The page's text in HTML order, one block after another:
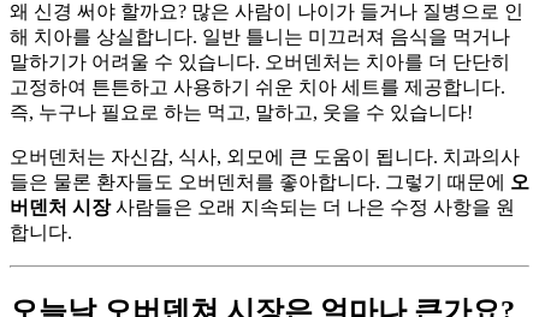
왜 신경 써야 할까요? 많은 사람이 나이가 들거나 질병으로 인
해 치아를 상실합니다. 일반 틀니는 미끄러져 음식을 먹거나
말하기가 어려울 수 있습니다. 오버덴처는 치아를 더 단단히
고정하여 튼튼하고 사용하기 쉬운 치아 세트를 제공합니다.
즉, 누구나 필요로 하는 먹고, 말하고, 웃을 수 있습니다!
오버덴처는 자신감, 식사, 외모에 큰 도움이 됩니다. 치과의사
들은 물론 환자들도 오버덴처를 좋아합니다. 그렇기 때문에 오
버덴처 시장사람들은 오래 지속되는 더 나은 수정 사항을 원
합니다.